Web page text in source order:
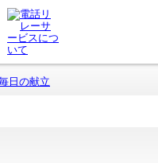
日の献立